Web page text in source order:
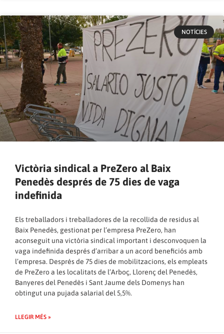
NOTÍCIES
Victòria sindical a PreZero al Baix
Penedès després de 75 dies de vaga
indefinida
Els treballadors i treballadores de la recollida de residus al
Baix Penedès, gestionat per l’empresa PreZero, han
aconseguit una victòria sindical important i desconvoquen la
vaga indefinida després d’arribar a un acord beneficiós amb
l’empresa. Després de 75 dies de mobilitzacions, els empleats
de PreZero a les localitats de l’Arboç, Llorenç del Penedès,
Banyeres del Penedès i Sant Jaume dels Domenys han
obtingut una pujada salarial del 5,5%.
LLEGIR MÉS »